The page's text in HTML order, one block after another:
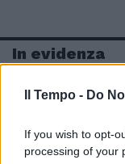
Il Tempo - Do
If you wish to opt-
processing of your
In evidenza